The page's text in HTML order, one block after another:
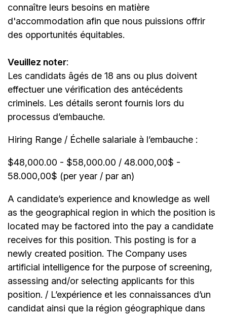
connaître leurs besoins en matière
d'accommodation afin que nous puissions offrir
des opportunités équitables.
Veuillez noter:
Les candidats âgés de 18 ans ou plus doivent
effectuer une vérification des antécédents
criminels. Les détails seront fournis lors du
processus d’embauche.
Hiring Range / Échelle salariale à l’embauche :
$48,000.00 - $58,000.00 / 48.000,00$ -
58.000,00$ (per year / par an)
A candidate’s experience and knowledge as well
as the geographical region in which the position is
located may be factored into the pay a candidate
receives for this position. This posting is for a
newly created position. The Company uses
artificial intelligence for the purpose of screening,
assessing and/or selecting applicants for this
position. / L’expérience et les connaissances d’un
candidat ainsi que la région géographique dans